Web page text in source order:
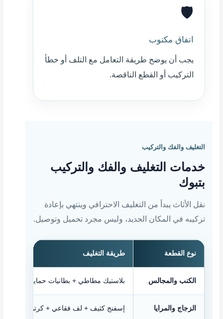
🛡️
اتفاق مكتوب
يجب أن يوضح طريقة التعامل مع التلف أو خطأ
التركيب أو القطع الناقصة.
التغليف والفك والتركيب
خدمات التغليف والفك والتركيب
بتبوك
نقل الأثاث يبدأ من التغليف الاحترافي وينتهي بإعادة
تركيبه في المكان الجديد، وليس مجرد تحميل وتوصيل.
نوع القطعة طريقة التغليف
الكنب والمجالس بلاستيك مطاطي + بطانيات حماية
الزجاج والمرايا إسفنج كثيف + لف فقاعي + كرتون مقوى